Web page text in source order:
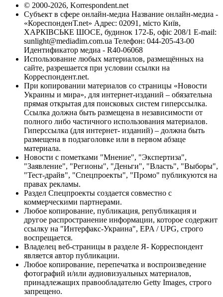
© 2000-2026, Korrespondent.net
Субъект в сфере онлайн-медиа Название онлайн-медиа -
«КореспонденТ.net» Адрес: 02091, місто Київ,
ХАРКІВСЬКЕ ШОСЕ, будинок 172-Б, офіс 208/1 E-mail:
sunlight@mediadim.com.ua Телефон: 044-205-43-00
Идентификатор медиа - R40-06068
Использование любых материалов, размещённых на
сайте, разрешается при условии ссылки на
Корреспондент.net.
При копировании материалов со страницы «Новости
Украины и мира», для интернет-изданий – обязательна
прямая открытая для поисковых систем гиперссылка.
Ссылка должна быть размещена в независимости от
полного либо частичного использования материалов.
Гиперссылка (для интернет- изданий) – должна быть
размещена в подзаголовке или в первом абзаце
материала.
Новости с пометками "Мнение", "Экспертиза",
"Заявление", "Регионы", "Деньги", "Власть", "Выборы",
"Тест-драйв", "Спецпроекты", "Промо" публикуются на
правах рекламы.
Раздел Спецпроекты создается совместно с
коммерческими партнерами.
Любое копирование, публикация, републикация и
другое распространение информации, которое содержит
ссылку на "Интерфакс-Украина", EPA / UPG, строго
воспрещается.
Владелец веб-страницы в разделе Я- Корреспондент
является автор публикации.
Любое копирование, перепечатка и воспроизведение
фотографий и/или аудиовизуальных материалов,
принадлежащих правообладателю Getty Images, строго
запрещено.